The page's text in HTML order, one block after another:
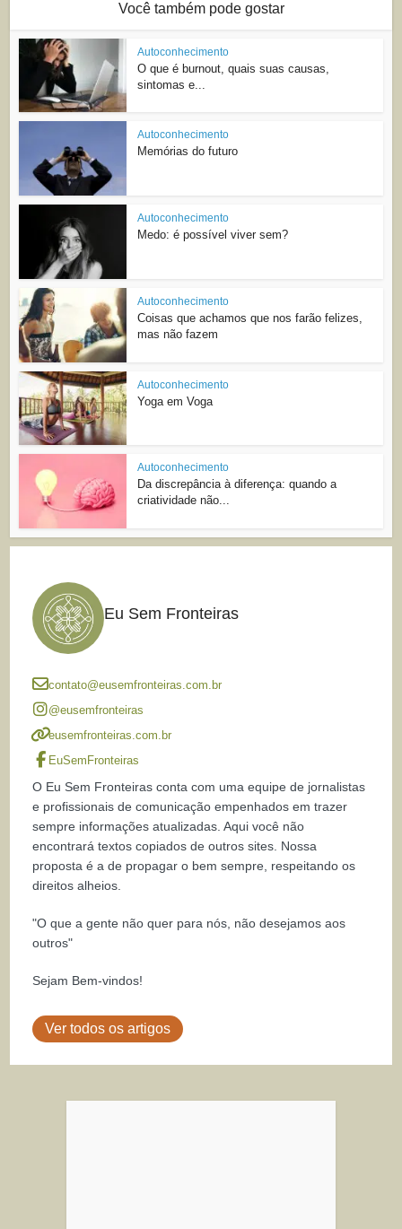
Você também pode gostar
Autoconhecimento
O que é burnout, quais suas causas,
sintomas e...
Autoconhecimento
Memórias do futuro
Autoconhecimento
Medo: é possível viver sem?
Autoconhecimento
Coisas que achamos que nos farão felizes,
mas não fazem
Autoconhecimento
Yoga em Voga
Autoconhecimento
Da discrepância à diferença: quando a
criatividade não...
Eu Sem Fronteiras
contato@eusemfronteiras.com.br
@eusemfronteiras
eusemfronteiras.com.br
EuSemFronteiras
O Eu Sem Fronteiras conta com uma equipe de jornalistas
e profissionais de comunicação empenhados em trazer
sempre informações atualizadas. Aqui você não
encontrará textos copiados de outros sites. Nossa
proposta é a de propagar o bem sempre, respeitando os
direitos alheios.
"O que a gente não quer para nós, não desejamos aos
outros"
Sejam Bem-vindos!
Ver todos os artigos